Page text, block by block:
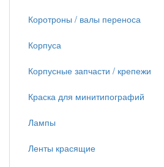
Коротроны / валы переноса
Корпуса
Корпусные запчасти / крепежи
Краска для минитипографий
Лампы
Ленты красящие